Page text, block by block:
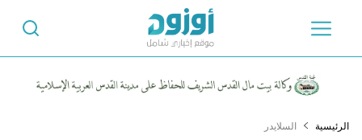
الرئيسية السلايدر